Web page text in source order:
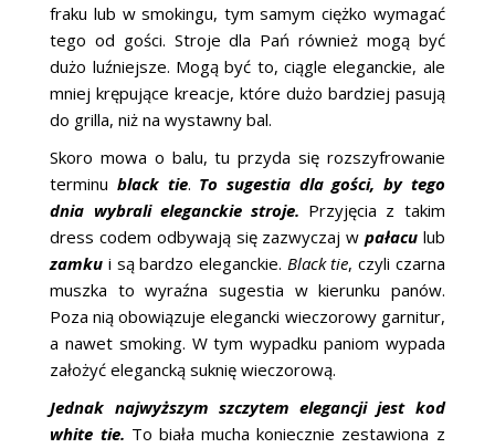
fraku lub w smokingu, tym samym ciężko wymagać
tego od gości. Stroje dla Pań również mogą być
dużo luźniejsze. Mogą być to, ciągle eleganckie, ale
mniej krępujące kreacje, które dużo bardziej pasują
do grilla, niż na wystawny bal.
Skoro mowa o balu, tu przyda się rozszyfrowanie
terminublack tie. To sugestia dla gości, by tego
dnia wybrali eleganckie stroje. Przyjęcia z takim
dress codem odbywają się zazwyczaj w pałaculub
zamku i są bardzo eleganckie. Black tie, czyli czarna
muszka to wyraźna sugestia w kierunku panów.
Poza nią obowiązuje elegancki wieczorowy garnitur,
a nawet smoking. W tym wypadku paniom wypada
założyć elegancką suknię wieczorową.
Jednak najwyższym szczytem elegancji jest kod
white tie. To biała mucha koniecznie zestawiona z